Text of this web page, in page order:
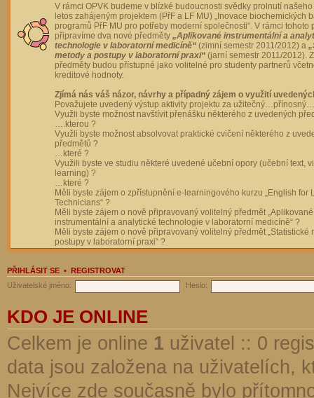
V rámci OPVK budeme v blízké budoucnosti svědky prolnutí
letos zahájeným projektem (PřF a LF MU) „Inovace biochemických
programů PřF MU pro potřeby moderní společnosti“. V rámci tohoto
připravíme dva nové předměty „Aplikované instrumentální a
technologie v laboratorní medicíně“ (zimní semestr 2011/2012) a
metody a postupy v laboratorní praxi“ (jarní semestr 2011/2012).
předměty budou přístupné jako volitelné pro studenty partnerů
kreditové hodnoty.
Zjímá nás váš názor, návrhy a případný zájem o využití
Považujete uvedený výstup aktivity projektu za
Využli byste možnost navštívit přenášku některého z uvedených
….kterou ?
Využli byste možnost absolvovat praktické cvičení některého z
předmětů ?
…které ?
Využili byste ve studiu některé uvedené učební opory (učební text,
learning) ?
…které ?
Měli byste zájem o zpřístupnění e-learningového kurzu „English for
Technicians“ ?
Měli byste zájem o nově připravovaný volitelný předmět „Aplikované
instrumentální a analytické technologie v laboratorní medicíně“ ?
Měli byste zájem o nově připravovaný volitelný předmět „Statistické
postupy v laboratorní praxi“ ?
PŘIHLÁSIT SE • REGISTROVAT
Uživatelské jméno:
Heslo:
KDO JE ONLINE
Celkem je online 1 uživatel :: 0
data jsou založena na uživatelích,
Nejvíce zde současně bylo